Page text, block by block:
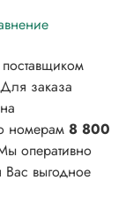
заказа
номерам 8 800
оперативно
Вас выгодное